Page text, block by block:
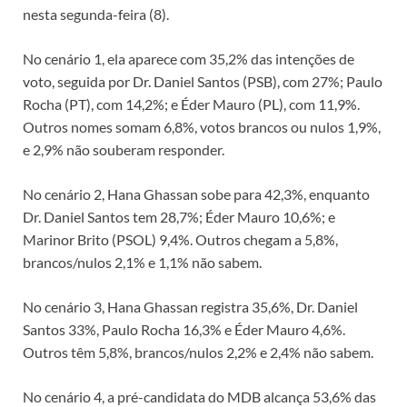
nesta segunda-feira (8).
No cenário 1, ela aparece com 35,2% das intenções de
voto, seguida por Dr. Daniel Santos (PSB), com 27%; Paulo
Rocha (PT), com 14,2%; e Éder Mauro (PL), com 11,9%.
Outros nomes somam 6,8%, votos brancos ou nulos 1,9%,
e 2,9% não souberam responder.
No cenário 2, Hana Ghassan sobe para 42,3%, enquanto
Dr. Daniel Santos tem 28,7%; Éder Mauro 10,6%; e
Marinor Brito (PSOL) 9,4%. Outros chegam a 5,8%,
brancos/nulos 2,1% e 1,1% não sabem.
No cenário 3, Hana Ghassan registra 35,6%, Dr. Daniel
Santos 33%, Paulo Rocha 16,3% e Éder Mauro 4,6%.
Outros têm 5,8%, brancos/nulos 2,2% e 2,4% não sabem.
No cenário 4, a pré-candidata do MDB alcança 53,6% das